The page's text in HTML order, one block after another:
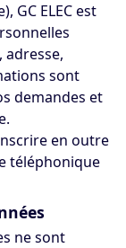
GC ELEC est
sont
demandes et
en outre
téléphonique
ne sont